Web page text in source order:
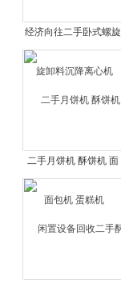
经济向往二手卧式螺旋
卸料沉降离心机
二手月饼机 酥饼机 面
包机 蛋糕机